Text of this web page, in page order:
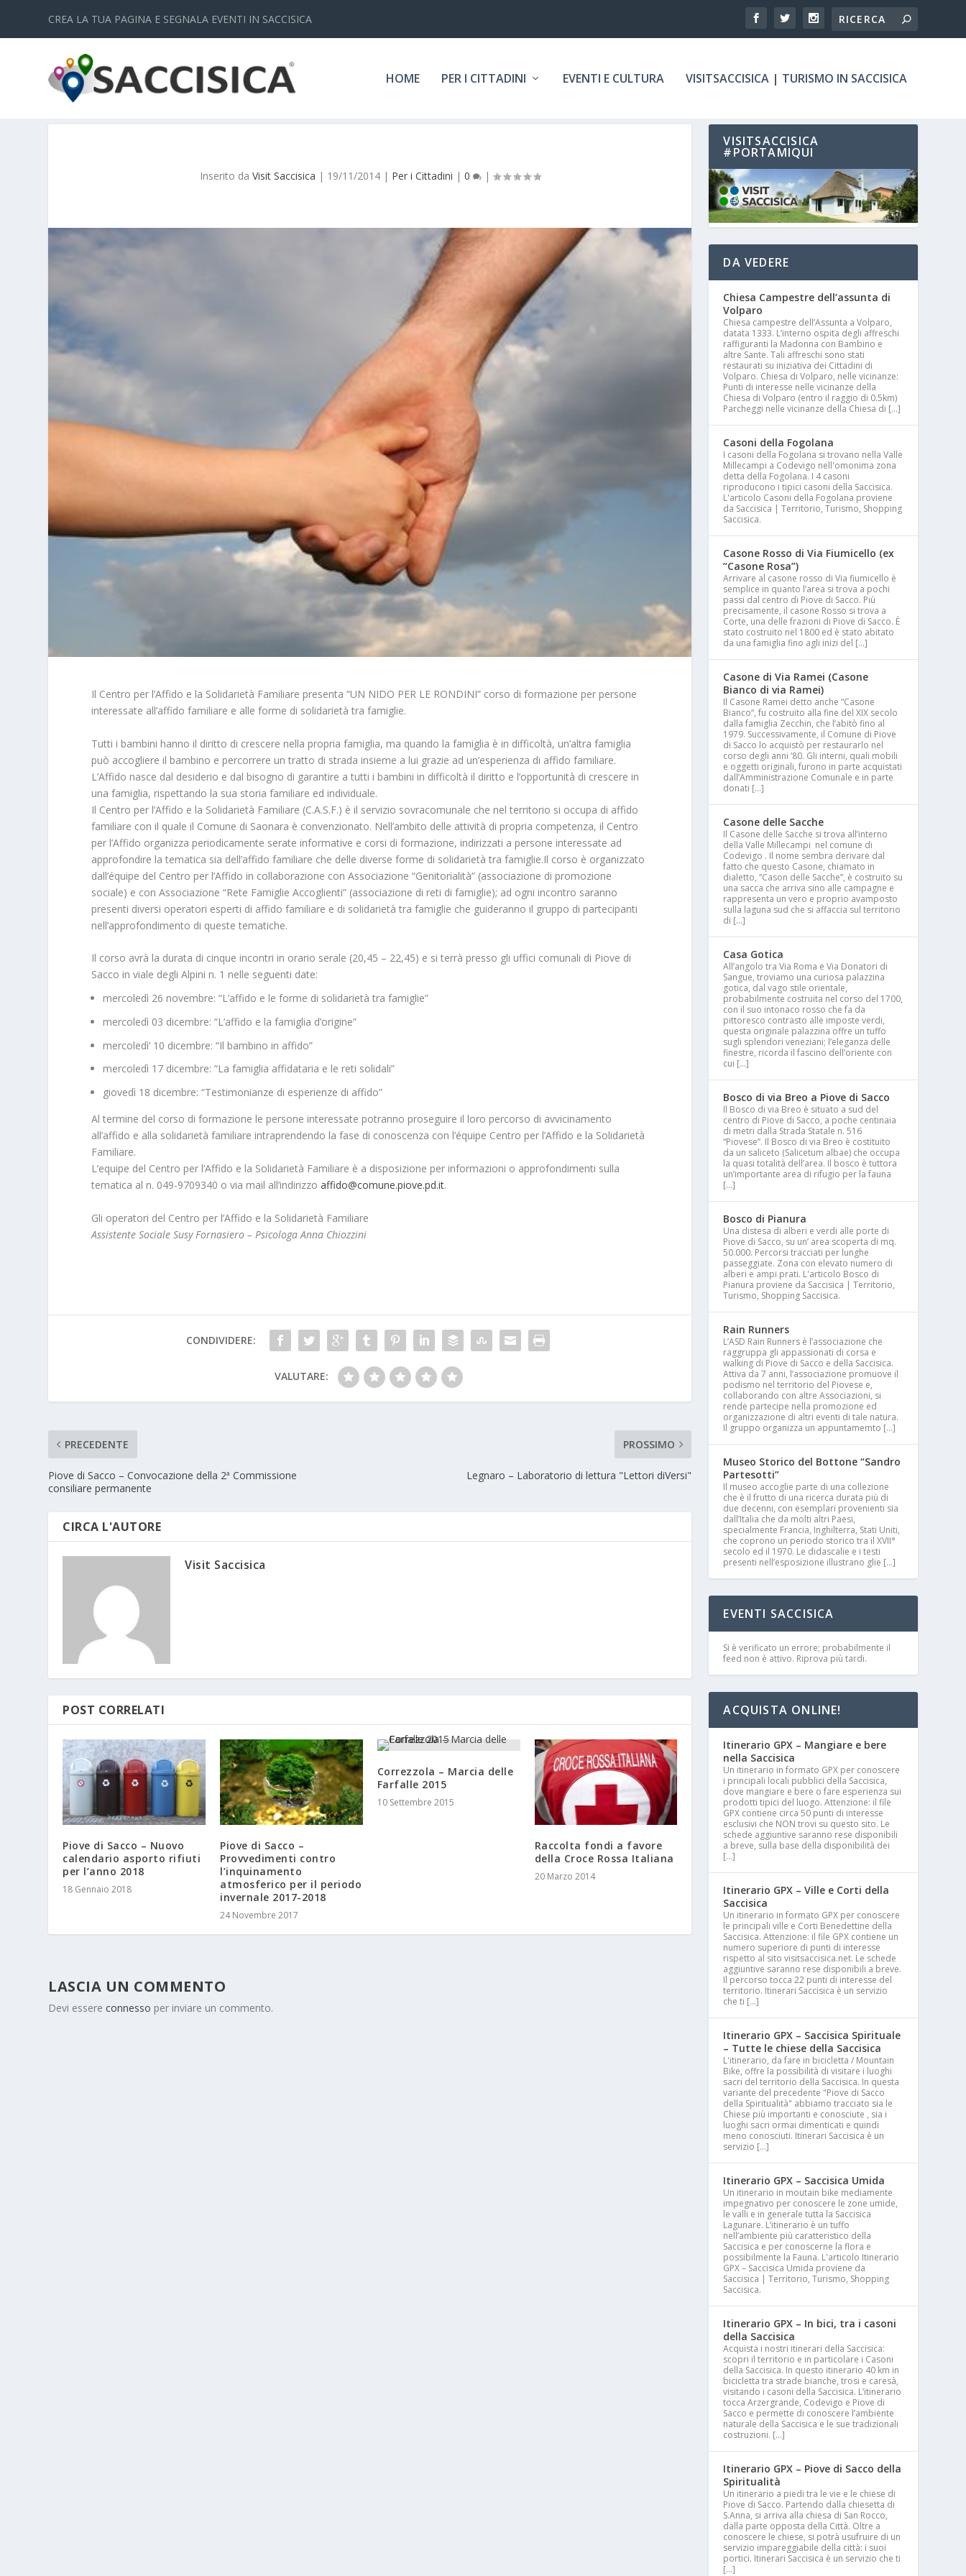
CREA LA TUA PAGINA E SEGNALA EVENTI IN SACCISICA
HOME PER I CITTADINI EVENTI E CULTURA VISITSACCISICA | TURISMO IN SACCISICA
Inserito da Visit Saccisica | 19/11/2014| Per i Cittadini | 0 |
Il Centro per l’Affido e la Solidarietà Familiare presenta “UN NIDO PER LE RONDINI” corso di formazione per persone
interessate all’affido familiare e alle forme di solidarietà tra famiglie.
Tutti i bambini hanno il diritto di crescere nella propria famiglia, ma quando la famiglia è in difficoltà, un’altra famiglia
può accogliere il bambino e percorrere un tratto di strada insieme a lui grazie ad un’esperienza di affido familiare.
L’Affido nasce dal desiderio e dal bisogno di garantire a tutti i bambini in difficoltà il diritto e l’opportunità di crescere in
una famiglia, rispettando la sua storia familiare ed individuale.
Il Centro per l’Affido e la Solidarietà Familiare (C.A.S.F.) è il servizio sovracomunale che nel territorio si occupa di affido
familiare con il quale il Comune di Saonara è convenzionato. Nell’ambito delle attività di propria competenza, il Centro
per l’Affido organizza periodicamente serate informative e corsi di formazione, indirizzati a persone interessate ad
approfondire la tematica sia dell’affido familiare che delle diverse forme di solidarietà tra famiglie.Il corso è organizzato
dall’équipe del Centro per l’Affido in collaborazione con Associazione “Genitorialità” (associazione di promozione
sociale) e con Associazione “Rete Famiglie Accoglienti” (associazione di reti di famiglie); ad ogni incontro saranno
presenti diversi operatori esperti di affido familiare e di solidarietà tra famiglie che guideranno il gruppo di partecipanti
nell’approfondimento di queste tematiche.
Il corso avrà la durata di cinque incontri in orario serale (20,45 – 22,45) e si terrà presso gli uffici comunali di Piove di
Sacco in viale degli Alpini n. 1 nelle seguenti date:
mercoledì 26 novembre: “L’affido e le forme di solidarietà tra famiglie”
mercoledì 03 dicembre: “L’affido e la famiglia d’origine”
mercoledì’ 10 dicembre: “Il bambino in affido”
mercoledì 17 dicembre: “La famiglia affidataria e le reti solidali”
giovedì 18 dicembre: “Testimonianze di esperienze di affido”
Al termine del corso di formazione le persone interessate potranno proseguire il loro percorso di avvicinamento
all’affido e alla solidarietà familiare intraprendendo la fase di conoscenza con l’équipe Centro per l’Affido e la Solidarietà
Familiare.
L’equipe del Centro per l’Affido e la Solidarietà Familiare è a disposizione per informazioni o approfondimenti sulla
tematica al n. 049-9709340 o via mail all’indirizzoaffido@comune.piove.pd.it.
Gli operatori del Centro per l’Affido e la Solidarietà Familiare
Assistente Sociale Susy Fornasiero – Psicologa Anna Chiozzini
CONDIVIDERE:
VALUTARE:
PRECEDENTE
Piove di Sacco – Convocazione della 2ª Commissione
consiliare permanente
PROSSIMO
Legnaro – Laboratorio di lettura "Lettori diVersi"
CIRCA L'AUTORE
Visit Saccisica
POST CORRELATI
Piove di Sacco – Nuovo
calendario asporto rifiuti
per l’anno 2018
18 Gennaio 2018
Piove di Sacco –
Provvedimenti contro
l’inquinamento
atmosferico per il periodo
invernale 2017-2018
24 Novembre 2017
Correzzola – Marcia delle
Farfalle 2015
10 Settembre 2015
Raccolta fondi a favore
della Croce Rossa Italiana
20 Marzo 2014
LASCIA UN COMMENTO
Devi essereconnesso per inviare un commento.
VISITSACCISICA
#PORTAMIQUI
DA VEDERE
Chiesa Campestre dell’assunta di
Volparo
Chiesa campestre dell’Assunta a Volparo,
datata 1333. L’interno ospita degli affreschi
raffiguranti la Madonna con Bambino e
altre Sante. Tali affreschi sono stati
restaurati su iniziativa dei Cittadini di
Volparo. Chiesa di Volparo, nelle vicinanze:
Punti di interesse nelle vicinanze della
Chiesa di Volparo (entro il raggio di 0.5km)
Parcheggi nelle vicinanze della Chiesa di […]
Casoni della Fogolana
I casoni della Fogolana si trovano nella Valle
Millecampi a Codevigo nell'omonima zona
detta della Fogolana. I 4 casoni
riproducono i tipici casoni della Saccisica.
L'articolo Casoni della Fogolana proviene
da Saccisica | Territorio, Turismo, Shopping
Saccisica.
Casone Rosso di Via Fiumicello (ex
“Casone Rosa”)
Arrivare al casone rosso di Via fiumicello è
semplice in quanto l’area si trova a pochi
passi dal centro di Piove di Sacco. Più
precisamente, il casone Rosso si trova a
Corte, una delle frazioni di Piove di Sacco. È
stato costruito nel 1800 ed è stato abitato
da una famiglia fino agli inizi del […]
Casone di Via Ramei (Casone
Bianco di via Ramei)
Il Casone Ramei detto anche “Casone
Bianco“, fu costruito alla fine del XIX secolo
dalla famiglia Zecchin, che l’abitò fino al
1979. Successivamente, il Comune di Piove
di Sacco lo acquistò per restaurarlo nel
corso degli anni ’80. Gli interni, quali mobili
e oggetti originali, furono in parte acquistati
dall’Amministrazione Comunale e in parte
donati […]
Casone delle Sacche
Il Casone delle Sacche si trova all’interno
della Valle Millecampi nel comune di
Codevigo . Il nome sembra derivare dal
fatto che questo Casone, chiamato in
dialetto, “Cason delle Sacche”, è costruito su
una sacca che arriva sino alle campagne e
rappresenta un vero e proprio avamposto
sulla laguna sud che si affaccia sul territorio
di […]
Casa Gotica
All’angolo tra Via Roma e Via Donatori di
Sangue, troviamo una curiosa palazzina
gotica, dal vago stile orientale,
probabilmente costruita nel corso del 1700,
con il suo intonaco rosso che fa da
pittoresco contrasto alle imposte verdi,
questa originale palazzina offre un tuffo
sugli splendori veneziani; l’eleganza delle
finestre, ricorda il fascino dell’oriente con
cui […]
Bosco di via Breo a Piove di Sacco
Il Bosco di via Breo è situato a sud del
centro di Piove di Sacco, a poche centinaia
di metri dalla Strada Statale n. 516
“Piovese”. Il Bosco di via Breo è costituito
da un saliceto (Salicetum albae) che occupa
la quasi totalità dell’area. Il bosco è tuttora
un’importante area di rifugio per la fauna
[…]
Bosco di Pianura
Una distesa di alberi e verdi alle porte di
Piove di Sacco, su un’ area scoperta di mq.
50.000. Percorsi tracciati per lunghe
passeggiate. Zona con elevato numero di
alberi e ampi prati. L'articolo Bosco di
Pianura proviene da Saccisica | Territorio,
Turismo, Shopping Saccisica.
Rain Runners
L’ASD Rain Runners è l’associazione che
raggruppa gli appassionati di corsa e
walking di Piove di Sacco e della Saccisica.
Attiva da 7 anni, l’associazione promuove il
podismo nel territorio del Piovese e,
collaborando con altre Associazioni, si
rende partecipe nella promozione ed
organizzazione di altri eventi di tale natura.
Il gruppo organizza un appuntamemto […]
Museo Storico del Bottone “Sandro
Partesotti”
Il museo accoglie parte di una collezione
che è il frutto di una ricerca durata più di
due decenni, con esemplari provenienti sia
dall’Italia che da molti altri Paesi,
specialmente Francia, Inghilterra, Stati Uniti,
che coprono un periodo storico tra il XVII°
secolo ed il 1970. Le didascalie e i testi
presenti nell’esposizione illustrano glie […]
EVENTI SACCISICA
Si è verificato un errore; probabilmente il
feed non è attivo. Riprova più tardi.
ACQUISTA ONLINE!
Itinerario GPX – Mangiare e bere
nella Saccisica
Un itinerario in formato GPX per conoscere
i principali locali pubblici della Saccisica,
dove mangiare e bere o fare esperienza sui
prodotti tipici del luogo. Attenzione: il file
GPX contiene circa 50 punti di interesse
esclusivi che NON trovi su questo sito. Le
schede aggiuntive saranno rese disponibili
a breve, sulla base della disponibilità dei
[…]
Itinerario GPX – Ville e Corti della
Saccisica
Un itinerario in formato GPX per conoscere
le principali ville e Corti Benedettine della
Saccisica. Attenzione: il file GPX contiene un
numero superiore di punti di interesse
rispetto al sito visitsaccisica.net. Le schede
aggiuntive saranno rese disponibili a breve.
Il percorso tocca 22 punti di interesse del
territorio. Itinerari Saccisica è un servizio
che ti […]
Itinerario GPX – Saccisica Spirituale
– Tutte le chiese della Saccisica
L'itinerario, da fare in bicicletta / Mountain
Bike, offre la possibilità di visitare i luoghi
sacri del territorio della Saccisica. In questa
variante del precedente "Piove di Sacco
della Spiritualità" abbiamo tracciato sia le
Chiese più importanti e conosciute , sia i
luoghi sacri ormai dimenticati e quindi
meno conosciuti. Itinerari Saccisica è un
servizio […]
Itinerario GPX – Saccisica Umida
Un itinerario in moutain bike mediamente
impegnativo per conoscere le zone umide,
le valli e in generale tutta la Saccisica
Lagunare. L’itinerario è un tuffo
nell’ambiente più caratteristico della
Saccisica e per conoscerne la flora e
possibilmente la Fauna. L'articolo Itinerario
GPX – Saccisica Umida proviene da
Saccisica | Territorio, Turismo, Shopping
Saccisica.
Itinerario GPX – In bici, tra i casoni
della Saccisica
Acquista i nostri itinerari della Saccisica:
scopri il territorio e in particolare i Casoni
della Saccisica. In questo itinerario 40 km in
bicicletta tra strade bianche, trosi e caresà,
visitando i casoni della Saccisica. L’itinerario
tocca Arzergrande, Codevigo e Piove di
Sacco e permette di conoscere l’ambiente
naturale della Saccisica e le sue tradizionali
costruzioni. […]
Itinerario GPX – Piove di Sacco della
Spiritualità
Un itinerario a piedi tra le vie e le chiese di
Piove di Sacco. Partendo dalla chiesetta di
S.Anna, si arriva alla chiesa di San Rocco,
dalla parte opposta della Città. Oltre a
conoscere le chiese, si potrà usufruire di un
servizio impareggiabile della città: i suoi
portici. Itinerari Saccisica è un servizio che ti
[…]